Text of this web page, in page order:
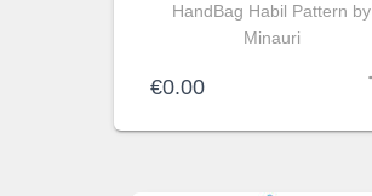
HandBag Habil Pattern by
Minauri
€0.00